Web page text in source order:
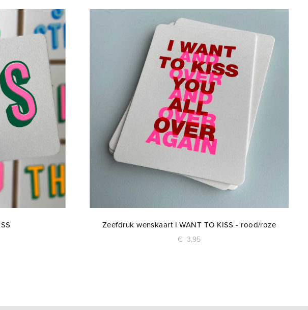
Zeefdruk wenskaart I WANT TO KISS - rood/roze
€ 3,95